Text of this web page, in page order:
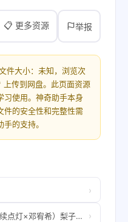
📋 更多资源 举报
件大小：未知，浏览次
传到网盘。此页面资源
习使用。神奇助手本身
件的安全性和完整性需
的支持。
›
W-《我在古代当王爷》（续续点灯×邓宥希）梨子甜甜原著，一声巨响工作室制作广播剧 ›